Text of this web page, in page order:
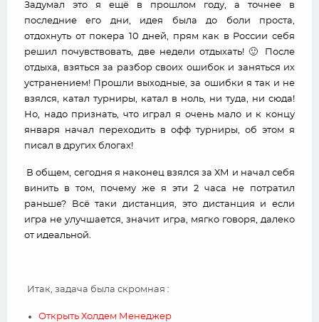
Задумал это я ещё в прошлом году, а точнее в
последние его дни, идея была до боли проста,
отдохнуть от покера 10 дней, прям как в России себя
решил почувствовать, две недели отдыхать! 🙂 После
отдыха, взяться за разбор своих ошибок и заняться их
устранением! Прошли выходные, за ошибки я так и не
взялся, катал турниры, катал в ноль, ни туда, ни сюда!
Но, надо признать, что играл я очень мало и к концу
января начал переходить в офф турниры, об этом я
писал в других блогах!
В общем, сегодня я наконец взялся за ХМ и начал себя
винить в том, почему же я эти 2 часа не потратил
раньше? Всё таки дистанция, это дистанция и если
игра не улучшается, значит игра, мягко говоря, далеко
от идеальной.
Итак, задача была скромная :
Открыть Холдем Менеджер